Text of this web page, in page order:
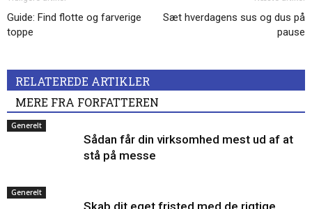
Guide: Find flotte og farverige
toppe
Sæt hverdagens sus og dus på
pause
RELATEREDE ARTIKLER
MERE FRA FORFATTEREN
Generelt
Sådan får din virksomhed mest ud af at
stå på messe
Generelt
Skab dit eget fristed med de rigtige